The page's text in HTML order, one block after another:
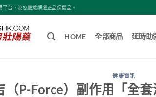
台，為您嚴挑細選正品保健品。
HOME 全部商品 延時助
健康資訊
（P-Force）副作用「全